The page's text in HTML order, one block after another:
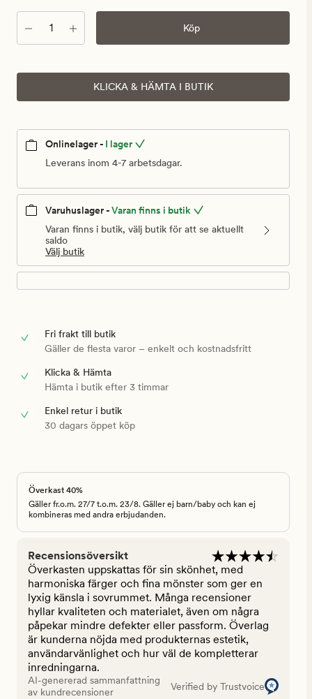
Antal Köp
KLICKA & HÄMTA I BUTIK
Onlinelager - I lager
Leverans inom 4-7 arbetsdagar.
Varuhuslager -Varan finns i butik
Varan finns i butik, välj butik för att se aktuellt
saldo
Välj butik
Fri frakt till butik
Gäller de flesta varor – enkelt och kostnadsfritt
Klicka & Hämta
Hämta i butik efter 3 timmar
Enkel retur i butik
30 dagars öppet köp
Överkast 40%
Gäller fr.o.m. 27/7 t.o.m. 23/8. Gäller ej barn/baby och kan ej
kombineras med andra erbjudanden.
Recensionsöversikt
Överkasten uppskattas för sin skönhet, med
harmoniska färger och fina mönster som ger en
lyxig känsla i sovrummet. Många recensioner
hyllar kvaliteten och materialet, även om några
påpekar mindre defekter eller passform. Överlag
är kunderna nöjda med produkternas estetik,
användarvänlighet och hur väl de kompletterar
inredningarna.
AI-genererad sammanfattning
av kundrecensioner
Verified by Trustvoice